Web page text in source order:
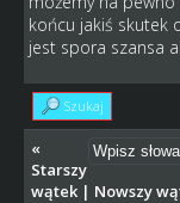
końcu jakiś skutek
jest spora szansa
Szukaj
«
Starszy
wątek| Nowszy